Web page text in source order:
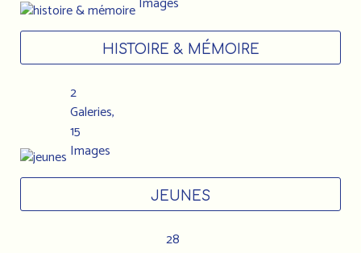
HISTOIRE & MÉMOIRE
2
Galeries,
15
Images
JEUNES
28